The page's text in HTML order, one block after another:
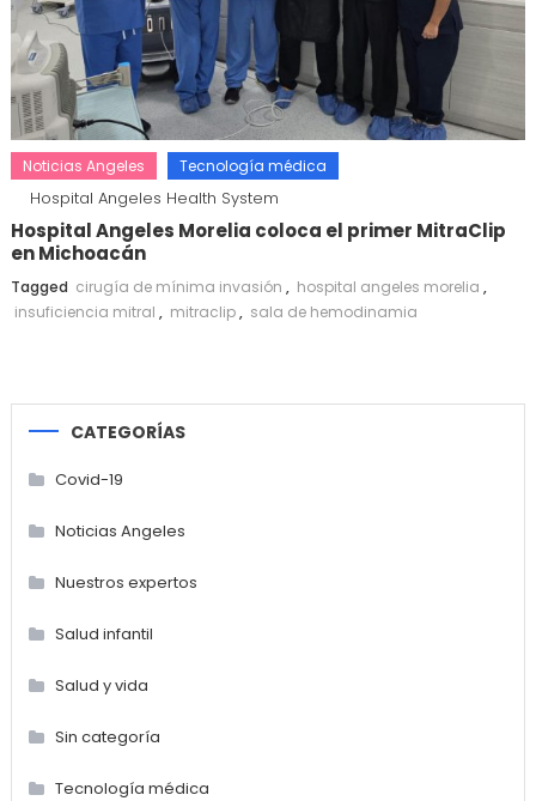
Noticias Angeles Tecnología médica
Hospital Angeles Health System
Hospital Angeles Morelia coloca el primer MitraClip
en Michoacán
Tagged cirugía de mínima invasión , hospital angeles morelia ,
insuficiencia mitral , mitraclip, sala de hemodinamia
CATEGORÍAS
Covid-19
Noticias Angeles
Nuestros expertos
Salud infantil
Salud y vida
Sin categoría
Tecnología médica